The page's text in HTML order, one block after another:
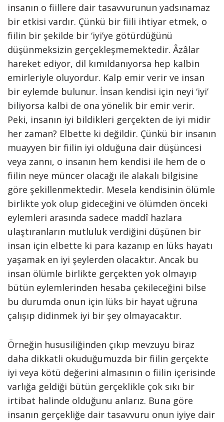
insanın o fiillere dair tasavvurunun yadsınamaz
bir etkisi vardır. Çünkü bir fiili ihtiyar etmek, o
fiilin bir şekilde bir ‘iyi’ye götürdüğünü
düşünmeksizin gerçekleşmemektedir. Âzâlar
hareket ediyor, dil kımıldanıyorsa hep kalbin
emirleriyle oluyordur. Kalp emir verir ve insan
bir eylemde bulunur. İnsan kendisi için neyi ‘iyi’
biliyorsa kalbi de ona yönelik bir emir verir.
Peki, insanın iyi bildikleri gerçekten de iyi midir
her zaman? Elbette ki değildir. Çünkü bir insanın
muayyen bir fiilin iyi olduğuna dair düşüncesi
veya zannı, o insanın hem kendisi ile hem de o
fiilin neye müncer olacağı ile alakalı bilgisine
göre şekillenmektedir. Mesela kendisinin ölümle
birlikte yok olup gideceğini ve ölümden önceki
eylemleri arasında sadece maddî hazlara
ulaştıranların mutluluk verdiğini düşünen bir
insan için elbette ki para kazanıp en lüks hayatı
yaşamak en iyi şeylerden olacaktır. Ancak bu
insan ölümle birlikte gerçekten yok olmayıp
bütün eylemlerinden hesaba çekileceğini bilse
bu durumda onun için lüks bir hayat uğruna
çalışıp didinmek iyi bir şey olmayacaktır.
Örneğin hususiliğinden çıkıp mevzuyu biraz
daha dikkatli okuduğumuzda bir fiilin gerçekte
iyi veya kötü değerini almasının o fiilin içerisinde
varlığa geldiği bütün gerçeklikle çok sıkı bir
irtibat halinde olduğunu anlarız. Buna göre
insanın gerçekliğe dair tasavvuru onun iyiye dair